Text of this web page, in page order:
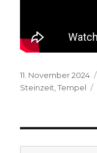
Veröffentlicht
am
11. November 2024
Steinzeit,Tempel